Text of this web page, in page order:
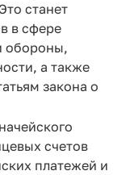
станет
в сфере
обороны,
а также
закона о
счетов
платежей и